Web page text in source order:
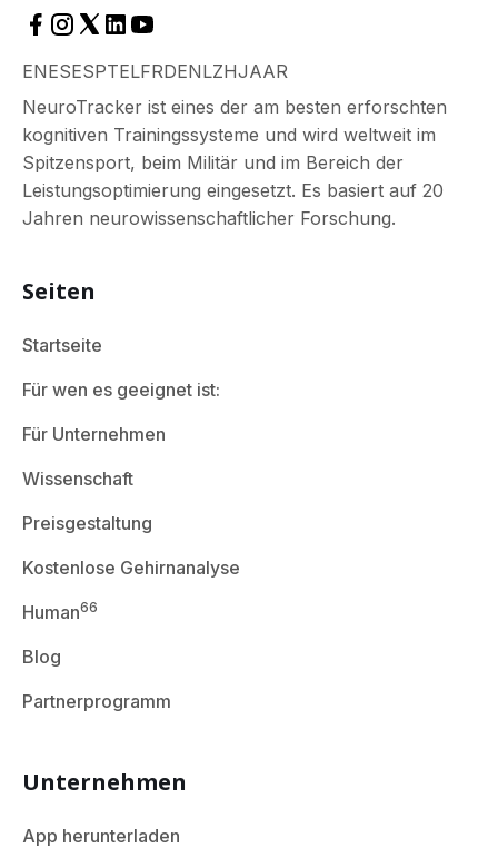
ENESESPTELFRDENLZHJAAR
NeuroTracker ist eines der am besten erforschten
kognitiven Trainingssysteme und wird weltweit im
Spitzensport, beim Militär und im Bereich der
Leistungsoptimierung eingesetzt. Es basiert auf 20
Jahren neurowissenschaftlicher Forschung.
Seiten
Startseite
Für wen es geeignet ist:
Für Unternehmen
Wissenschaft
Preisgestaltung
Kostenlose Gehirnanalyse
Human66
Blog
Partnerprogramm
Unternehmen
App herunterladen